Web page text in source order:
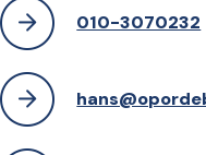
010-3070232